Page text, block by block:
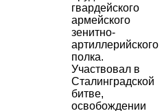
гвардейского
армейского
зенитно-
артиллерийского
полка.
Участвовал в
Сталинградской
битве,
освобождении